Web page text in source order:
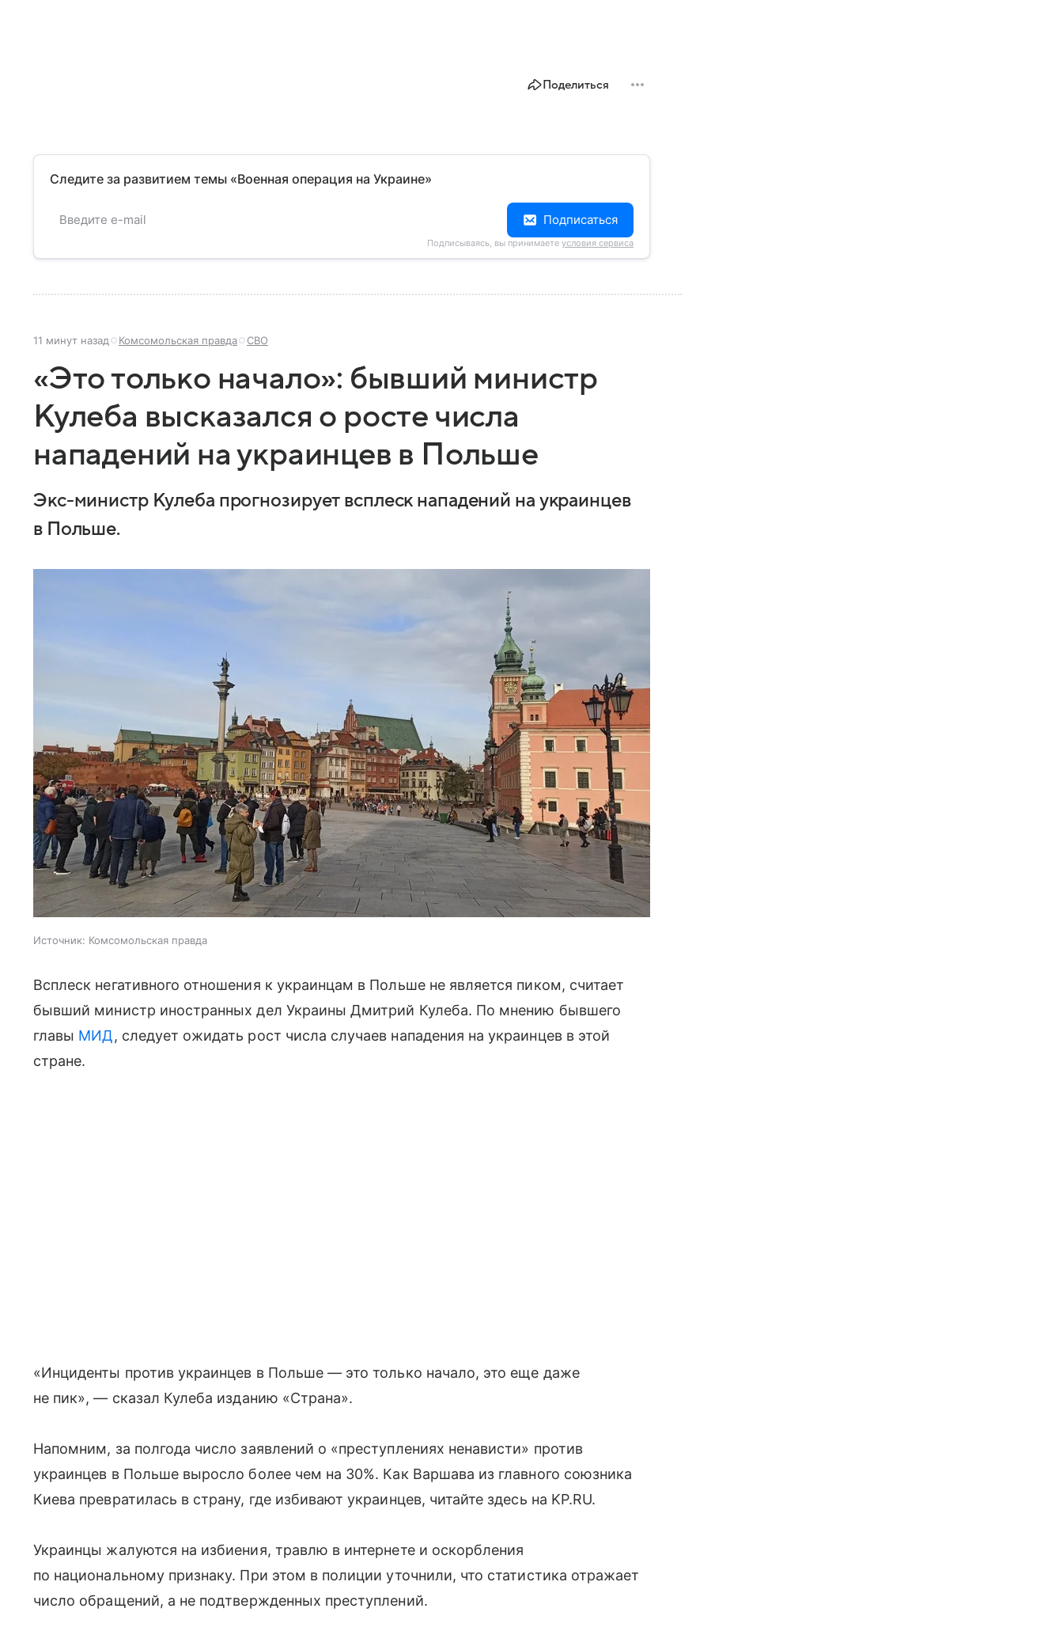
Поделиться
Следите за развитием темы «Военная операция на Украине»
Подписаться
Подписываясь, вы принимаете условия сервиса
11 минут назад Комсомольская правда СВО
«Это только начало»: бывший министр
Кулеба высказался о росте числа
нападений на украинцев в Польше
Экс-министр Кулеба прогнозирует всплеск нападений на украинцев
в Польше.
Источник: Комсомольская правда
Всплеск негативного отношения к украинцам в Польше не является пиком, считает
бывший министр иностранных дел Украины Дмитрий Кулеба. По мнению бывшего
главы МИД, следует ожидать рост числа случаев нападения на украинцев в этой
стране.
«Инциденты против украинцев в Польше — это только начало, это еще даже
не пик», — сказал Кулеба изданию «Страна».
Напомним, за полгода число заявлений о «преступлениях ненависти» против
украинцев в Польше выросло более чем на 30%. Как Варшава из главного союзника
Киева превратилась в страну, где избивают украинцев, читайте здесь на KP.RU.
Украинцы жалуются на избиения, травлю в интернете и оскорбления
по национальному признаку. При этом в полиции уточнили, что статистика отражает
число обращений, а не подтвержденных преступлений.